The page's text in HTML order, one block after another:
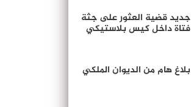
جديد قضية العثور على جثة
فتاة داخل كيس بلاستيكي
بلاغ هام من الديوان الملكي